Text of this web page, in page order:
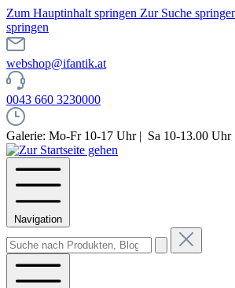
Zum Hauptinhalt springen Zur Suche
springen
webshop@ifantik.at
0043 660 3230000
Galerie: Mo-Fr 10-17 Uhr | Sa 10-13.00 Uhr
Navigation